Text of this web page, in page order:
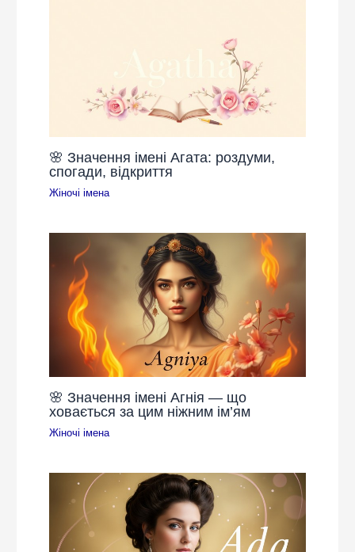
🌸 Значення імені Агата: роздуми,
спогади, відкриття
Жіночі імена
🌸 Значення імені Агнія — що
ховається за цим ніжним ім’ям
Жіночі імена